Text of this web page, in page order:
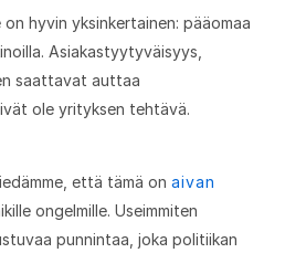
hyvin yksinkertainen: pääomaa
Asiakastyytyväisyys,
saattavat auttaa
ole yrityksen tehtävä.
että tämä on aivan
ongelmille. Useimmiten
punnintaa, joka politiikan